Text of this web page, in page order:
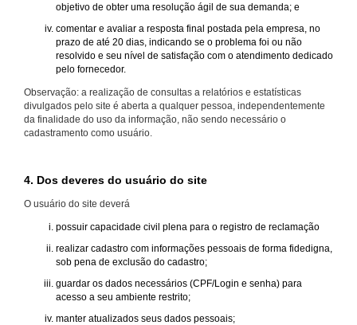
objetivo de obter uma resolução ágil de sua demanda; e
comentar e avaliar a resposta final postada pela empresa, no
prazo de até 20 dias, indicando se o problema foi ou não
resolvido e seu nível de satisfação com o atendimento dedicado
pelo fornecedor.
Observação: a realização de consultas a relatórios e estatísticas
divulgados pelo site é aberta a qualquer pessoa, independentemente
da finalidade do uso da informação, não sendo necessário o
cadastramento como usuário.
4. Dos deveres do usuário do site
O usuário do site deverá
possuir capacidade civil plena para o registro de reclamação
realizar cadastro com informações pessoais de forma fidedigna,
sob pena de exclusão do cadastro;
guardar os dados necessários (CPF/Login e senha) para
acesso a seu ambiente restrito;
manter atualizados seus dados pessoais;